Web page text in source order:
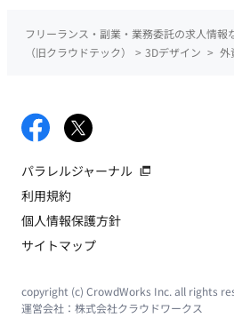
フリーランス・副業・業務委託の求人情報
（旧クラウドテック）
> 3Dデザイン > 外
パラレルジャーナル
利用規約
個人情報保護方針
サイトマップ
copyright (c) CrowdWorks Inc. all rights
運営会社： 株式会社クラウドワークス